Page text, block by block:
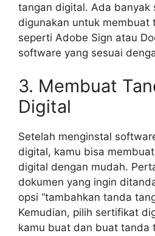
tangan digital. Ada banyak
digunakan untuk membuat
seperti Adobe Sign atau
software yang sesuai
3. Membuat
Digital
Setelah menginstal
digital, kamu bisa
digital dengan mudah.
dokumen yang ingin
opsi “tambahkan tanda
Kemudian, pilih sertifikat
kamu buat dan buat tanda